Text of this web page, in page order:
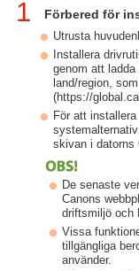
1 Förbered för
Utrusta
Installera
genom att
land/region,
(https://
För att
skivan i datorns
De senaste
Canons
driftsmiljö och
Vissa
tillgängliga
använder.